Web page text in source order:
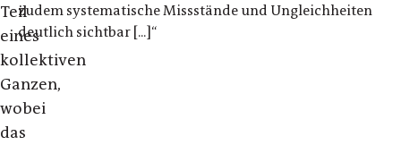
Teil
eines
kollektiven
Ganzen,
wobei
das
zudem systematische Missstände und Ungleichheiten
deutlich sichtbar [...]“